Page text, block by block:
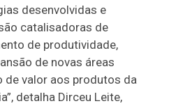
desenvolvidas e
catalisadoras de
de produtividade,
de novas áreas
de valor aos produtos da
detalha Dirceu Leite,